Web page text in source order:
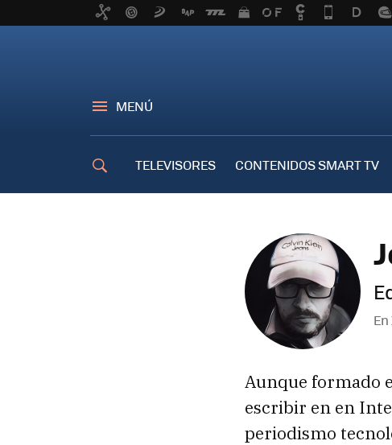
MENÚ
TELEVISORES CONTENIDOS SMART TV
Aunque formado
escribir en en
periodismo